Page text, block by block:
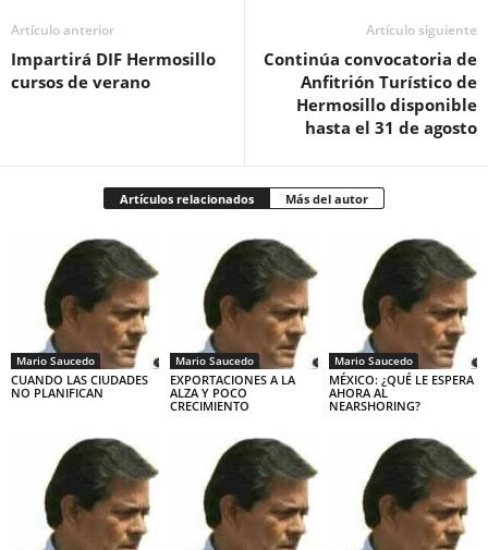
Artículo anterior
Impartirá DIF Hermosillo
cursos de verano
Artículo siguiente
Continúa convocatoria de
Anfitrión Turístico de
Hermosillo disponible
hasta el 31 de agosto
Artículos relacionados Más del autor
Mario Saucedo
CUANDO LAS CIUDADES
NO PLANIFICAN
Mario Saucedo
EXPORTACIONES A LA
ALZA Y POCO
CRECIMIENTO
Mario Saucedo
MÉXICO: ¿QUÉ LE ESPERA
AHORA AL
NEARSHORING?